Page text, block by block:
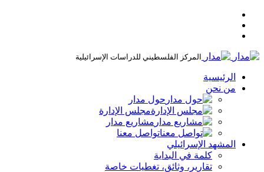
المركز الفلسطيني للدراسات الإسرائيلية
الرئيسية
من نحن
حول مدار
مجلس الإدارة
مشاريع مدار
تواصل معنا
المشهد الإسرائيلي
كلمة في البداية
تقارير، وثائق، تغطيات خاصة